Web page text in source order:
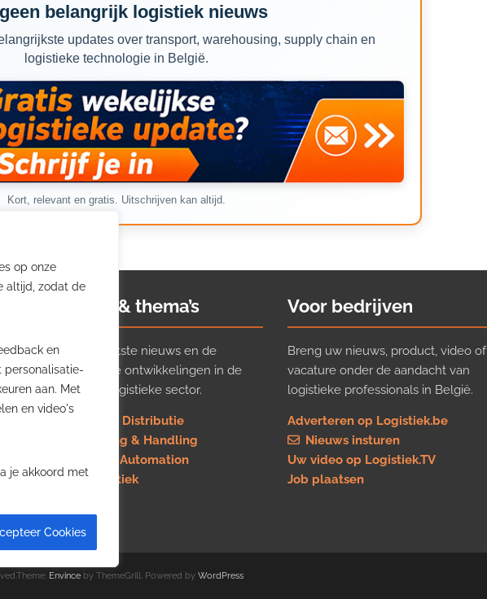
op onze
altijd, zodat de
en
personalisatie-
aan. Met
en video's
je akkoord met
Cookies
belangrijk logistiek nieuws
updates over transport, warehousing, supply chain en
logistieke technologie in België.
Kort, relevant en gratis. Uitschrijven kan altijd.
Nieuws & thema’s
Volg het laatste nieuws en de
belangrijkste ontwikkelingen in de
Belgische logistieke sector.
Transport & Distributie
Warehousing & Handling
Software & Automation
Job in logistiek
Voor bedrijven
Breng uw nieuws, product, video of
vacature onder de aandacht van
logistieke professionals in België.
Adverteren op Logistiek.be
Nieuws insturen
Uw video op Logistiek.TV
Job plaatsen
Envince by ThemeGrill. Powered by WordPress